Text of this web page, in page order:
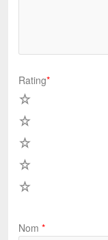
Rating*
Nom *